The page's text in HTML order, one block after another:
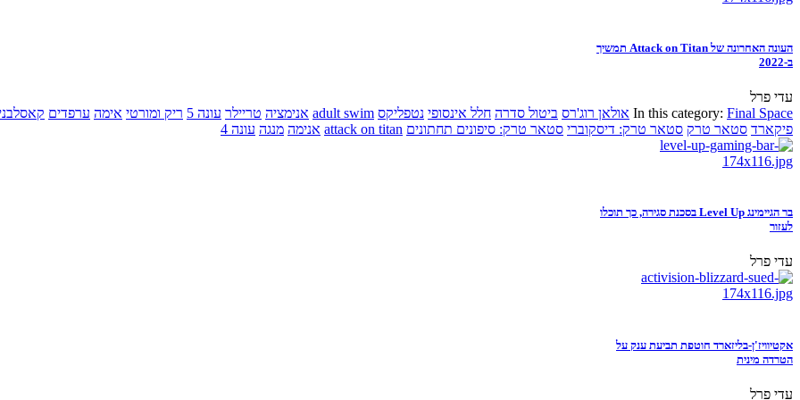
העונה האחרונה של Attack on Titan תמשיך
ב-2022
עדי פרל
In this category: Final Space אולאן רוג'רס ביטול סדרה חלל אינסופי נטפליקס adult swim אנימציה טריילר עונה 5 ריק ומורטי אימה ערפדים
פיקארד סטאר טרק סטאר טרק: דיסקוברי סטאר טרק: סיפונים תחתונים attack on titan אנימה מנגה עונה 4
בר הגיימינג Level Up בסכנת סגירה, כך תוכלו
לעזור
עדי פרל
אקטיוויז'ן-בליזארד חוטפת תביעת ענק על
הטרדה מינית
עדי פרל